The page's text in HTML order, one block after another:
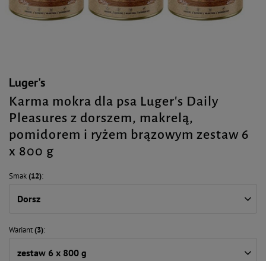
Luger's
Karma mokra dla psa Luger's Daily
Pleasures z dorszem, makrelą,
pomidorem i ryżem brązowym zestaw 6
x 800 g
Smak(12)
Dorsz
Wariant(3)
zestaw 6 x 800 g